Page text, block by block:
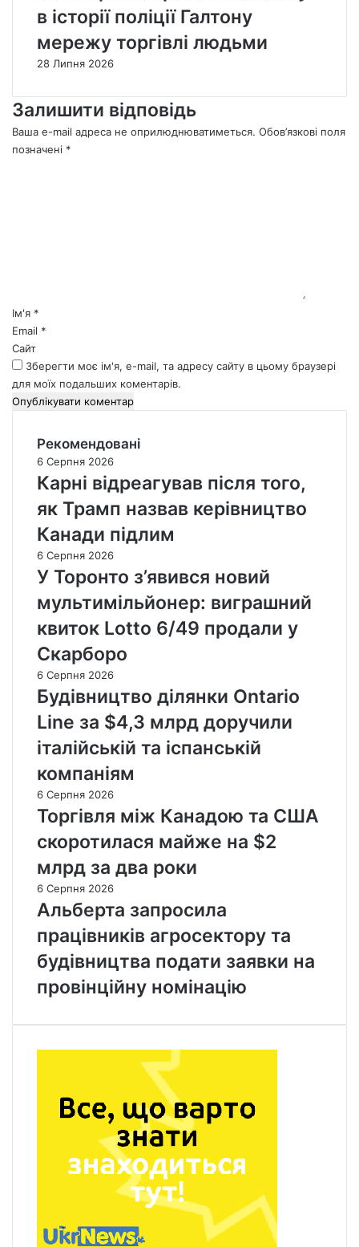
в історії поліції Галтону
мережу торгівлі людьми
28 Липня 2026
Залишити відповідь
Ваша e-mail адреса не оприлюднюватиметься. Обов’язкові поля
позначені *
*Ім'я *
Email *
Сайт
Зберегти моє ім'я, e-mail, та адресу сайту в цьому браузері
для моїх подальших коментарів.
Рекомендовані
6 Серпня 2026
Карні відреагував після того,
як Трамп назвав керівництво
Канади підлим
6 Серпня 2026
У Торонто з’явився новий
мультимільйонер: виграшний
квиток Lotto 6/49 продали у
Скарборо
6 Серпня 2026
Будівництво ділянки Ontario
Line за $4,3 млрд доручили
італійській та іспанській
компаніям
6 Серпня 2026
Торгівля між Канадою та США
скоротилася майже на $2
млрд за два роки
6 Серпня 2026
Альберта запросила
працівників агросектору та
будівництва подати заявки на
провінційну номінацію